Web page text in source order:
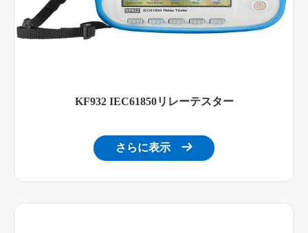
KF932 IEC61850リレーテスター
さらに表示 